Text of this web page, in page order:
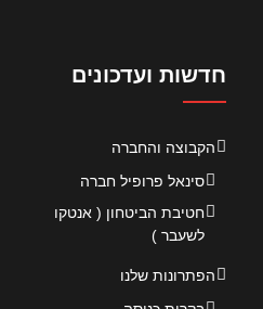
חדשות ועדכונים
הקבוצה והחברה
סינאל פרופיל חברה
חטיבת הביטחון ( אנטקו
לשעבר )
הפתרונות שלנו